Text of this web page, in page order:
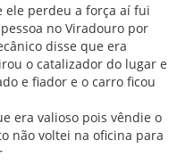
ele perdeu a força aí fui
no Viradouro por
disse que era
o catalizador do lugar e
e fiador e o carro ficou
era valioso pois vêndie o
não voltei na oficina para